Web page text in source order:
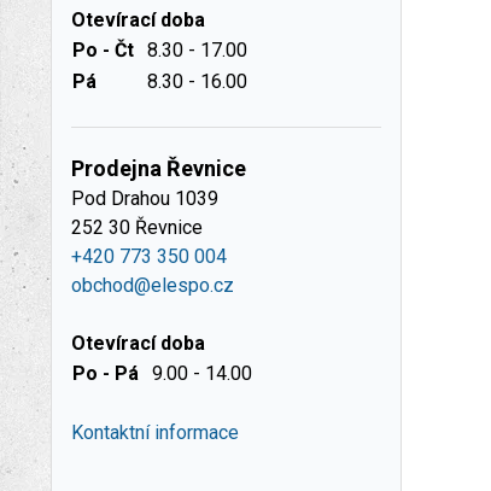
Otevírací doba
Po - Čt 8.30 - 17.00
Pá
8.30 - 16.00
Prodejna Řevnice
Pod Drahou 1039
252 30 Řevnice
+420 773 350 004
obchod@elespo.cz
Otevírací doba
Po - Pá 9.00 - 14.00
Kontaktní informace